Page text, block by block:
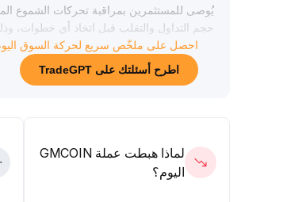
يُوصى للمستثمرين بمراقبة تحركات الشموع
حجم التداول والتقلب قبل اتخاذ أي خطوات،
احصل على ملخّص سريع لحركة السوق
اطرح أسئلتك على TradeGPT
لماذا هبطت عملة GMCOIN
اليوم؟